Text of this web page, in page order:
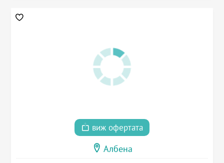
виж офертата
Албена